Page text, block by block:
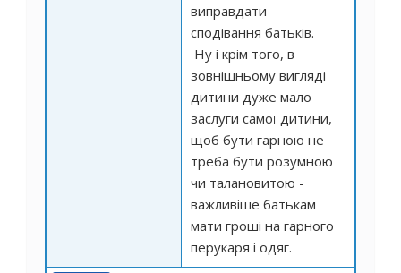
виправдати
сподівання батьків.
Ну і крім того, в
зовнішньому вигляді
дитини дуже мало
заслуги самої дитини,
щоб бути гарною не
треба бути розумною
чи талановитою -
важливіше батькам
мати гроші на гарного
перукаря і одяг.